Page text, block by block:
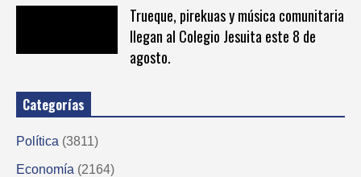
Trueque, pirekuas y música comunitaria
llegan al Colegio Jesuita este 8 de
agosto.
Categorías
Política (3811)
Economía (2164)